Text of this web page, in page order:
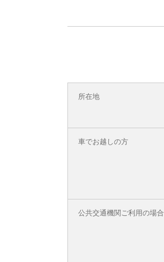
所在地
車でお越しの方
公共交通機関ご利用の場合